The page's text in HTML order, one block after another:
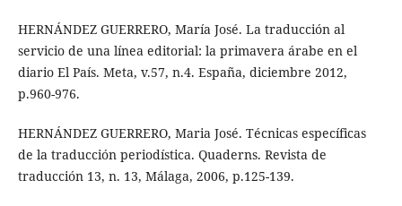
HERNÁNDEZ GUERRERO, María José. La traducción al
servicio de una línea editorial: la primavera árabe en el
diario El País. Meta, v.57, n.4. España, diciembre 2012,
p.960-976.
HERNÁNDEZ GUERRERO, Maria José. Técnicas específicas
de la traducción periodística. Quaderns. Revista de
traducción 13, n. 13, Málaga, 2006, p.125-139.